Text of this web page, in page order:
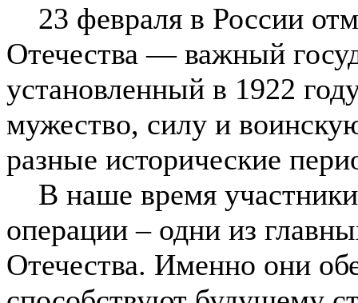
23 февраля в России
Отечества — важный
установленный в 1922
мужество, силу и
разные исторические
В наше время
операции – одни из
Отечества. Именно они